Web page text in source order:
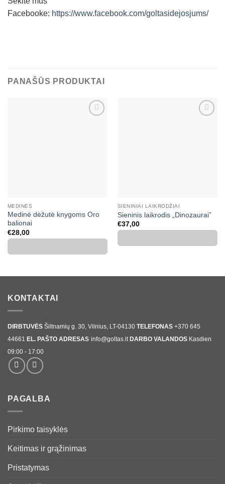
Facebooke: https://www.facebook.com/goltasidejosjums/
PANAŠŪS PRODUKTAI
MEDINĖS
Medinė dėžutė knygoms Oro
balionai
€28,00
SIENINIAI LAIKRODŽIAI
Sieninis laikrodis „Dinozaurai”
€37,00
KONTAKTAI
DIRBTUVĖS Šiltnamių g. 30, Vilnius, LT-04130 TELEFONAS +370 645
44661 EL. PAŠTO ADRESAS info@goltas.lt DARBO VALANDOS Kasdien
09:00 - 17:00
PAGALBA
Pirkimo taisyklės
Keitimas ir grąžinimas
Pristatymas